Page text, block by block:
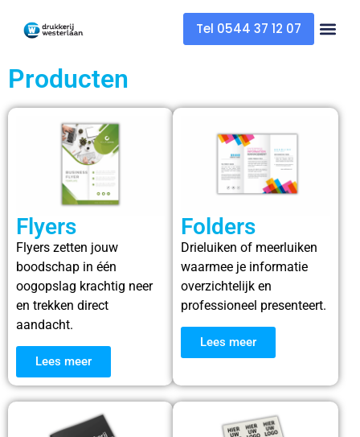
Tel 0544 37 12 07
Producten
Flyers
Flyers zetten jouw
boodschap in één
oogopslag krachtig neer
en trekken direct
aandacht.
Lees meer
Folders
Drieluiken of meerluiken
waarmee je informatie
overzichtelijk en
professioneel presenteert.
Lees meer